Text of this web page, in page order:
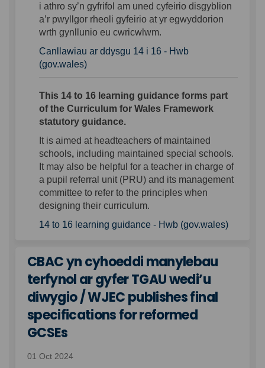
i athro sy’n gyfrifol am uned cyfeirio disgyblion
a’r pwyllgor rheoli gyfeirio at yr egwyddorion
wrth gynllunio eu cwricwlwm.
Canllawiau ar ddysgu 14 i 16 - Hwb
(gov.wales)(External link)
This 14 to 16 learning guidance forms part
of the Curriculum for Wales Framework
statutory guidance.
It is aimed at headteachers of maintained
schools, including maintained special schools.
It may also be helpful for a teacher in charge of
a pupil referral unit (PRU) and its management
committee to refer to the principles when
designing their curriculum.
14 to 16 learning guidance - Hwb (gov.wales)
CBAC yn cyhoeddi manylebau
terfynol ar gyfer TGAU wedi’u
diwygio / WJEC publishes final
specifications for reformed
GCSEs
01 Oct 2024